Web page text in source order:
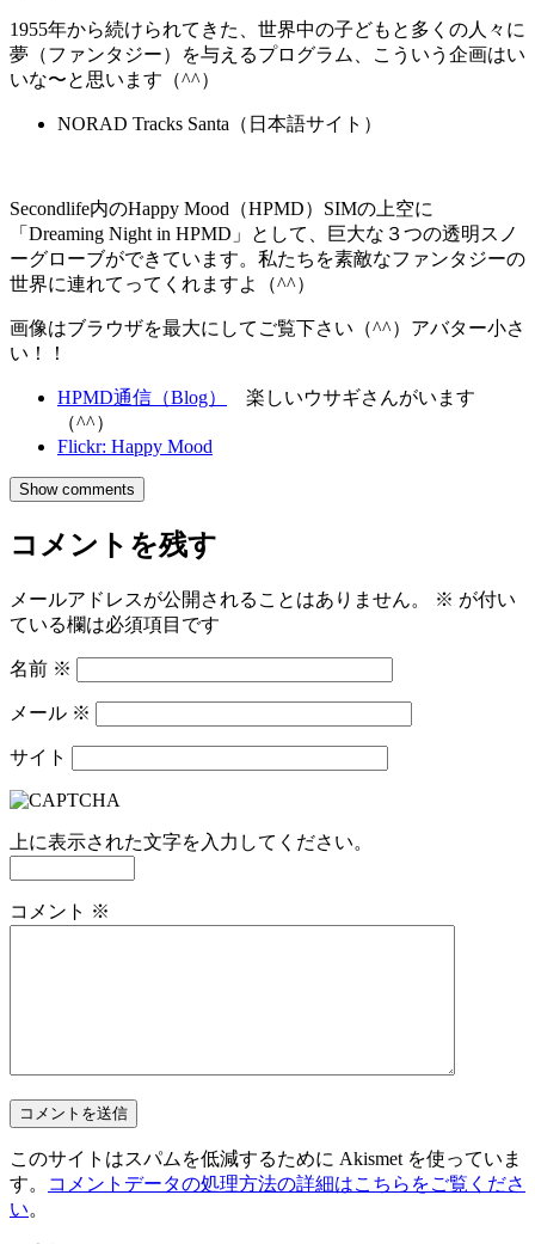
1955年から続けられてきた、世界中の子どもと多くの人々に
夢（ファンタジー）を与えるプログラム、こういう企画はい
いな〜と思います（^^）
NORAD Tracks Santa（日本語サイト）
Secondlife内のHappy Mood（HPMD）SIMの上空に
「Dreaming Night in HPMD」として、巨大な３つの透明スノ
ーグローブができています。私たちを素敵なファンタジーの
世界に連れてってくれますよ（^^）
画像はブラウザを最大にしてご覧下さい（^^）アバター小さ
い！！
HPMD通信（Blog）
楽しいウサギさんがいます
（^^）
Flickr: Happy Mood
Show comments
コメントを残す
メールアドレスが公開されることはありません。 ※ が付い
ている欄は必須項目です
名前 ※
メール ※
サイト
上に表示された文字を入力してください。
コメント ※
このサイトはスパムを低減するために Akismet を使っていま
す。
コメントデータの処理方法の詳細はこちらをご覧くださ
い。